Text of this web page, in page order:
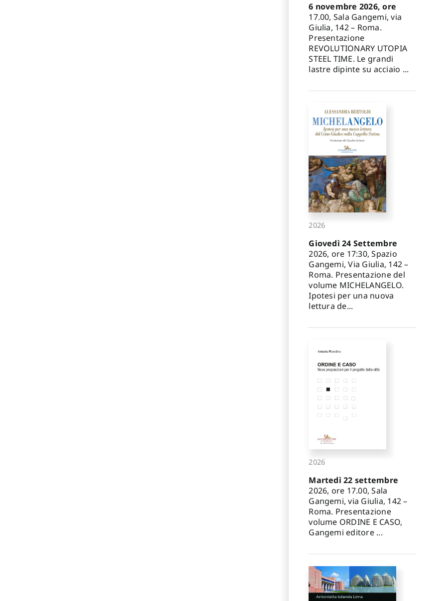
6 novembre 2026, ore
17.00, Sala Gangemi, via
Giulia, 142 – Roma.
Presentazione
REVOLUTIONARY UTOPIA
STEEL TIME. Le grandi
lastre dipinte su acciaio ...
2026
Giovedì 24 Settembre
2026, ore 17:30, Spazio
Gangemi, Via Giulia, 142 –
Roma. Presentazione del
volume MICHELANGELO.
Ipotesi per una nuova
lettura de...
2026
Martedì 22 settembre
2026, ore 17.00, Sala
Gangemi, via Giulia, 142 –
Roma. Presentazione
volume ORDINE E CASO,
Gangemi editore ...